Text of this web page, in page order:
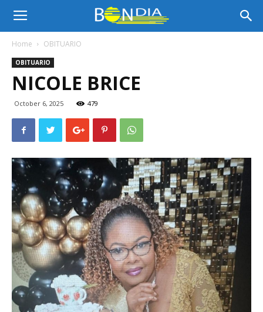
Bon
Dia
Aruba
Noticia
Aruba
Home OBITUARIO
OBITUARIO
NICOLE BRICE
October 6, 2025 479